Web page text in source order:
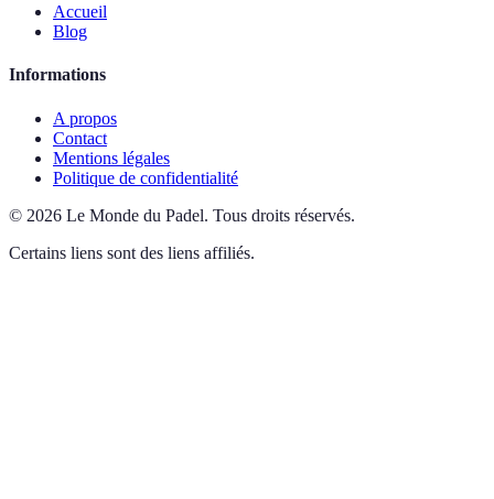
Accueil
Blog
Informations
A propos
Contact
Mentions légales
Politique de confidentialité
© 2026 Le Monde du Padel. Tous droits réservés.
Certains liens sont des liens affiliés.